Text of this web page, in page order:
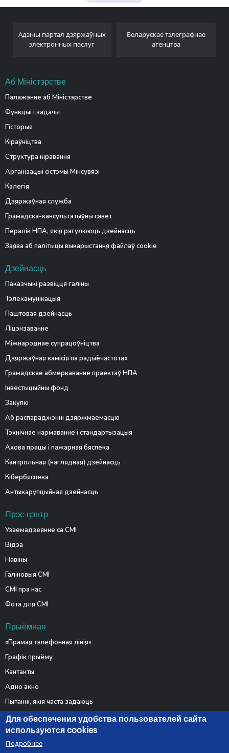
Адзіны партал дзяржаўных
электронных паслуг
Беларускае тэлеграфнае
агенцтва
Аб Міністэрстве
Палажэнне аб Міністэрстве
Функцыі і задачы
Гісторыя
Кіраўніцтва
Структура кіравання
Арганізацыі сістэмы Мінсувязі
Калегія
Дзяржаўная служба
Грамадска-кансультатыўны савет
Пералік НПА, якія рэгулююць дзейнасць
Заява аб палітыцы выкарыстання файлаў cookie
Дзейнасць
Паказчыкі развіцця галіны
Тэлекамунікацыя
Паштовая дзейнасць
Ліцэнзаванне
Міжнароднае супрацоўніцтва
Дзяржаўная камісія па радыёчастотах
Грамадскае абмеркаванне праектаў НПА
Інвестыцыйны фонд
Закупкі
Аб распараджэнні дзяржмаёмасцю
Тэхнічнае нармаванне і стандартызацыя
Ахова працы і пажарная бяспека
Кантрольная (наглядная) дзейнасць
Кібербяспека
Антыкарупцыйная дзейнасць
Прэс-цэнтр
Узаемадзеянне са СМІ
Відэа
Навіны
Галіновыя СМІ
СМІ пра нас
Фота для СМІ
Прыёмная
«Прамая тэлефонная лінія»
Графік прыёму
Кантакты
Адно акно
Пытанні, якія часта задаюць
Электронныя звароты
Для обеспечения удобства пользователей сайта
используются cookies
Подробнее